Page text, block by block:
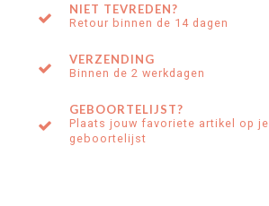
NIET TEVREDEN?
Retour binnen de 14 dagen
VERZENDING
Binnen de 2 werkdagen
GEBOORTELIJST?
Plaats jouw favoriete artikel op je
geboortelijst